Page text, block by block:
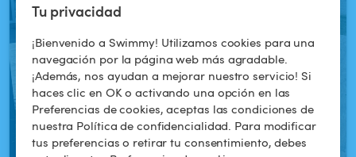
Tu privacidad
¡Bienvenido a Swimmy! Utilizamos cookies para una
navegación por la página web más agradable.
¡Además, nos ayudan a mejorar nuestro servicio! Si
haces clic en OK o activando una opción en las
Preferencias de cookies, aceptas las condiciones de
nuestra Política de confidencialidad. Para modificar
tus preferencias o retirar tu consentimiento, debes